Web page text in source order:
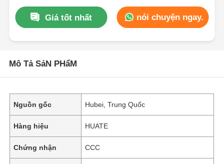
Giá tốt nhất nói chuyện ngay.
Mô Tả SảN PHẩM
Nguồn gốc Hubei, Trung Quốc
Hàng hiệu HUATE
Chứng nhận CCC